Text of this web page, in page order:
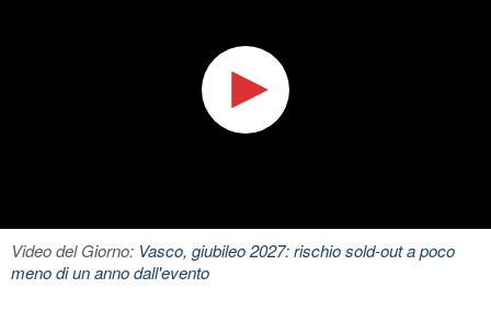
Video del Giorno: Vasco, giubileo 2027: rischio sold-out a poco
meno di un anno dall'evento